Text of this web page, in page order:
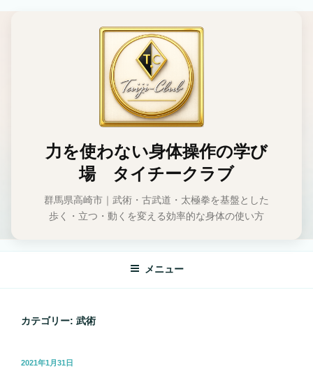
力を使わない身体操作の学び
場 タイチークラブ
群馬県高崎市｜武術・古武道・太極拳を基盤とした
歩く・立つ・動くを変える効率的な身体の使い方
メニュー
カテゴリー: 武術
投
2021年1月31日